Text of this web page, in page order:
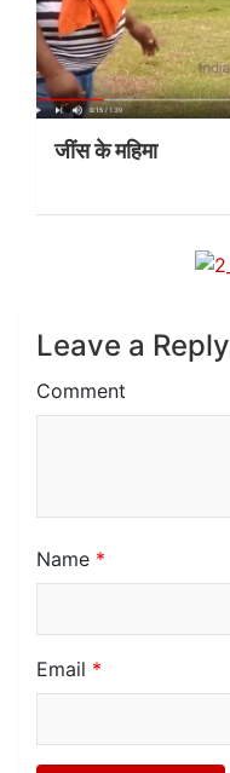
जींस के महिमा
Leave a Reply
Comment
Name *
Email *